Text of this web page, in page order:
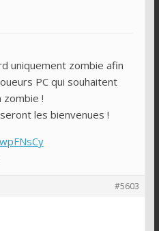
uniquement zombie afin
PC qui souhaitent
zombie !
les bienvenues !
#5603